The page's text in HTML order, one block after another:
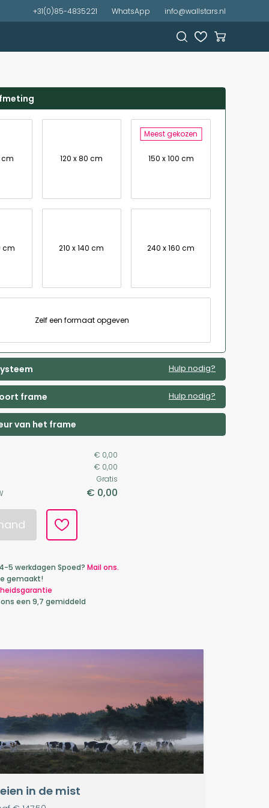
+31(0)85-4835221 WhatsApp info@wallstars.nl
cm 120 x 80 cm
Meest gekozen
150 x 100 cm
cm 210 x 140 cm 240 x 160 cm
Zelf een formaat opgeven
Hulp nodig?
frame Hulp nodig?
van het frame
€ 0,00
€ 0,00
Gratis
€ 0,00
5 werkdagen Spoed? Mail ons.
gemaakt!
een 9,7 gemiddeld
in de mist